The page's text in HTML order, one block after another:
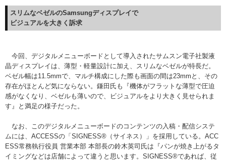
スリムなベゼルのSamsungディスプレイで
ビジュアルを大きく訴求
今回、デジタルメニューボードとして導入されたサムスン電子社製液
晶ディスプレイは、薄型・軽量設計に加え、スリムなベゼルが特長だ。
ベゼル幅は11.5mmで、マルチ構成にした際も画面の間は23mmと、その
存在がほとんど気にならない。鎌田氏も『機体がフラットな薄型で圧迫
感がなくなり、ベゼルも薄いので、ビジュアルをより大きく見せられま
す』と満足の様子だった。
なお、このデジタルメニューボードのコンテンツの入稿・配信システ
ムには、ACCESSの「SIGNESS® （サイネス）」を採用している。ACC
ESS常務執行役員 営業本部 本部長の鈴木英司氏は『パンが焼き上がるタ
イミングなどは店舗によって違うと思います。SIGNESS®であれば、従